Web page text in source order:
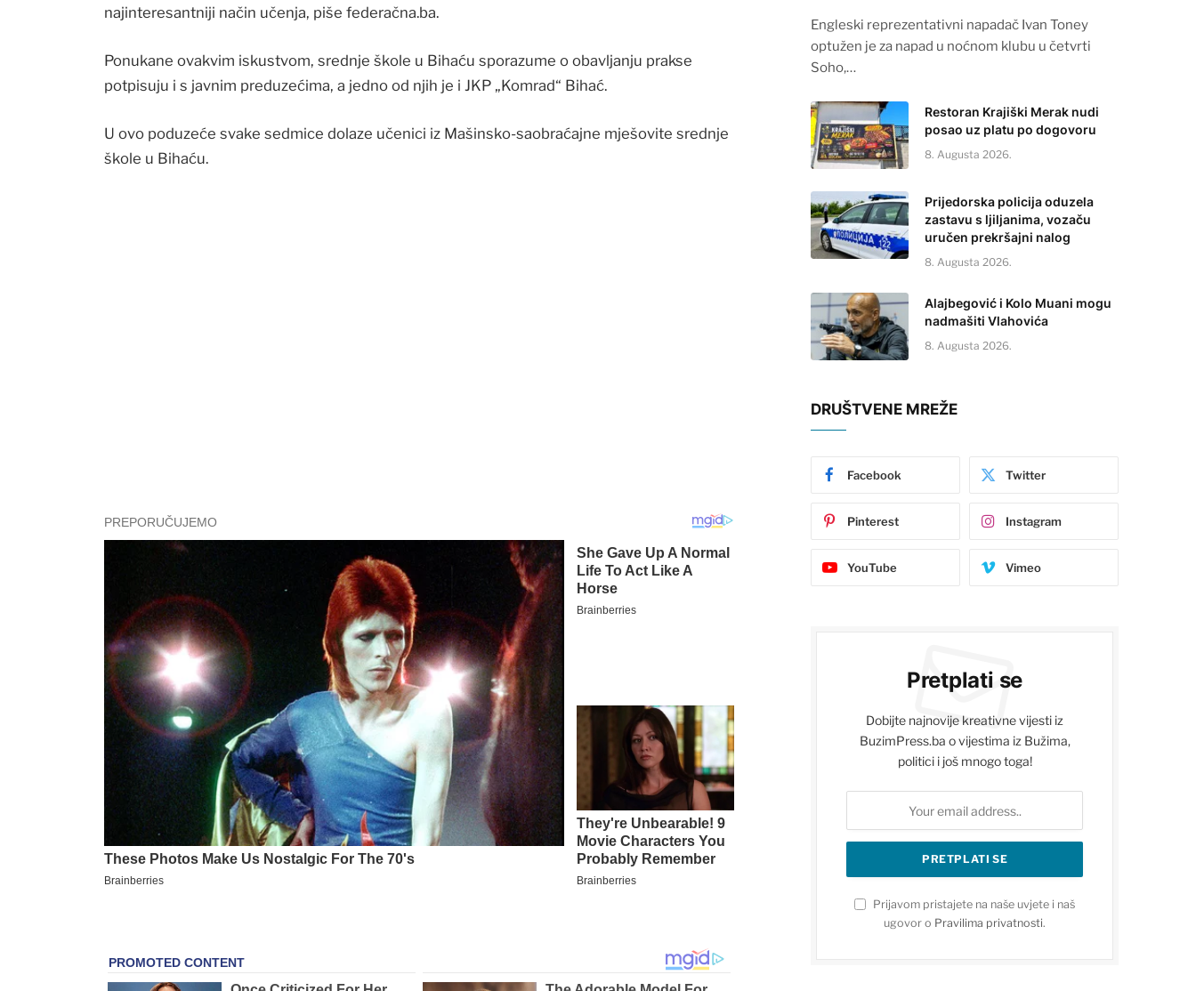
najinteresantniji način učenja, piše federačna.ba.
Ponukane ovakvim iskustvom, srednje škole u Bihaću sporazume o obavljanju prakse
potpisuju i s javnim preduzećima, a jedno od njih je i JKP „Komrad“ Bihać.
U ovo poduzeće svake sedmice dolaze učenici iz Mašinsko-saobraćajne mješovite srednje
škole u Bihaću.
Engleski reprezentativni napadač Ivan Toney
optužen je za napad u noćnom klubu u četvrti
Soho,…
Restoran Krajiški Merak nudi
posao uz platu po dogovoru
8. Augusta 2026.
Prijedorska policija oduzela
zastavu s ljiljanima, vozaču
uručen prekršajni nalog
8. Augusta 2026.
Alajbegović i Kolo Muani mogu
nadmašiti Vlahovića
8. Augusta 2026.
DRUŠTVENE MREŽE
Facebook Twitter
Pinterest Instagram
YouTube Vimeo
Pretplati se
Dobijte najnovije kreativne vijesti iz
BuzimPress.ba o vijestima iz Bužima,
politici i još mnogo toga!
Prijavom pristajete na naše uvjete i naš
ugovor o Pravilima privatnosti.